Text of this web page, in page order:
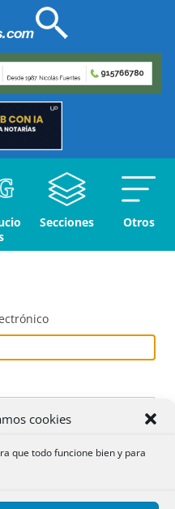
cookies
que todo funcione bien y para
Secciones Otros